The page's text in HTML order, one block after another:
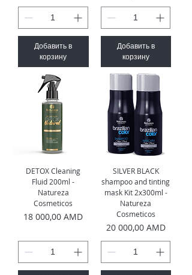
Добавить в
корзину
Добавить в
корзину
DETOX Cleaning
Fluid 200ml -
Natureza
Cosmeticos
Цена
18 000,00 AMD
SILVER BLACK
shampoo and tinting
mask Kit 2x300ml -
Natureza
Cosmeticos
Цена
20 000,00 AMD